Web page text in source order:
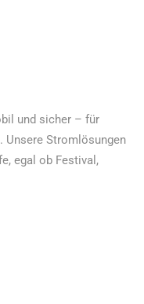
und sicher – für
Unsere Stromlösungen
egal ob Festival,